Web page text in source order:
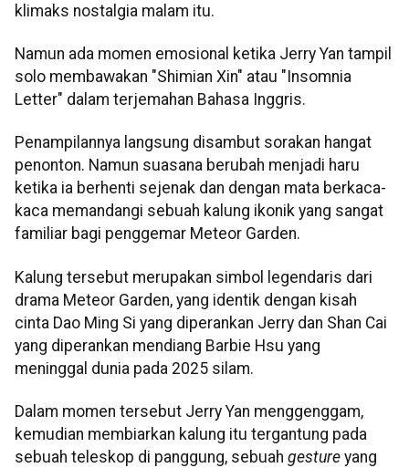
klimaks nostalgia malam itu.
Namun ada momen emosional ketika Jerry Yan tampil
solo membawakan "Shimian Xin" atau "Insomnia
Letter" dalam terjemahan Bahasa Inggris.
Penampilannya langsung disambut sorakan hangat
penonton. Namun suasana berubah menjadi haru
ketika ia berhenti sejenak dan dengan mata berkaca-
kaca memandangi sebuah kalung ikonik yang sangat
familiar bagi penggemar Meteor Garden.
Kalung tersebut merupakan simbol legendaris dari
drama Meteor Garden, yang identik dengan kisah
cinta Dao Ming Si yang diperankan Jerry dan Shan Cai
yang diperankan mendiang Barbie Hsu yang
meninggal dunia pada 2025 silam.
Dalam momen tersebut Jerry Yan menggenggam,
kemudian membiarkan kalung itu tergantung pada
sebuah teleskop di panggung, sebuah gesture yang